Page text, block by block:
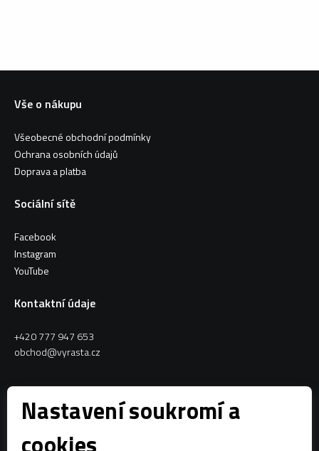
Vše o nákupu
Všeobecné obchodní podmínky
Ochrana osobních údajů
Doprava a platba
Sociální sítě
Facebook
Instagram
YouTube
Kontaktní údaje
+420 777 947 653
obchod@vyrasta.cz
Kontakty
VYRASTA team s.r.o.
Nastavení soukromí a